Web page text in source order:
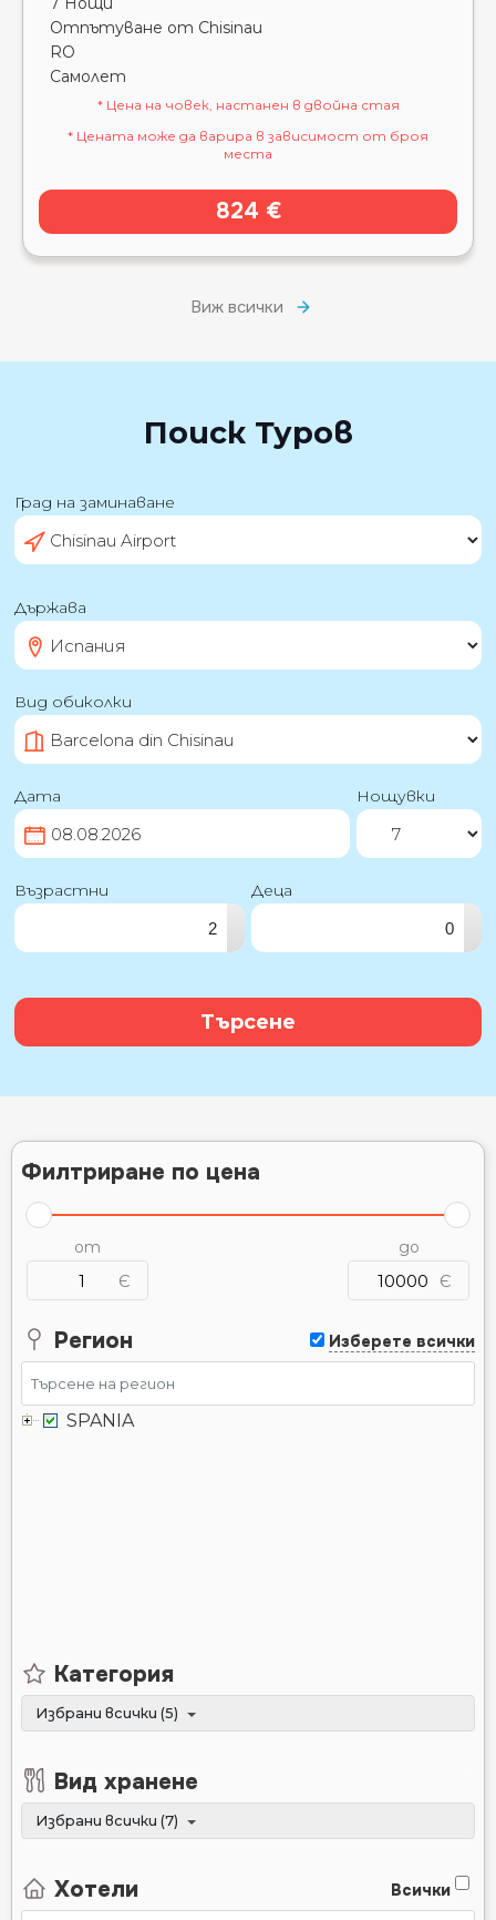
Отпътуване от Chisinau
RO
Самолет
* Цена на човек, настанен в двойна стая
* Цената може да варира в зависимост от броя
места
824 €
Виж всички
Поиск Туров
Град на заминаване
Държава
Вид обиколки
Дата Нощувки
Възрастни
▴
▾
Деца
Търсене
Филтриране по цена
от
Є
до
Є
Регион Изберете всички
SPANIA
Категория
Избрани всички (5)
Вид хранене
Избрани всички (7)
Хотели Всички